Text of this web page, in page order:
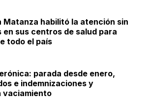
Matanza habilitó la atención sin
en sus centros de salud para
todo el país
parada desde enero,
e indemnizaciones y
vaciamiento